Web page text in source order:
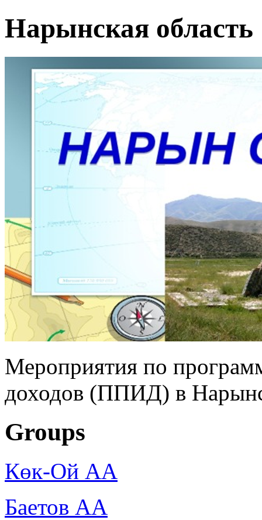
Нарынская область
Мероприятия по
доходов (ППИД) в
Groups
Көк-Ой АА
Баетов АА